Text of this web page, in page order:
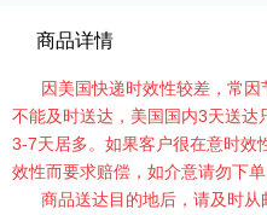
商品详情
因美国快递时效性较差，常因
不能及时送达，美国国内3天送
3-7天居多。如果客户很在意时效
效性而要求赔偿，如介意请勿下单
商品送达目的地后，请及时从